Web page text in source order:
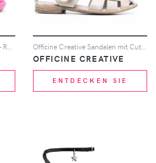
OFFICINE CREATIVE
ENTDECKEN SIE